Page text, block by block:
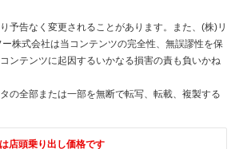
予告なく変更されることがあります。また、(株)リ
株式会社は当コンテンツの完全性、無誤謬性を保
ンテンツに起因するいかなる損害の責も負いかね
の全部または一部を無断で転写、転載、複製する
店頭乗り出し価格です